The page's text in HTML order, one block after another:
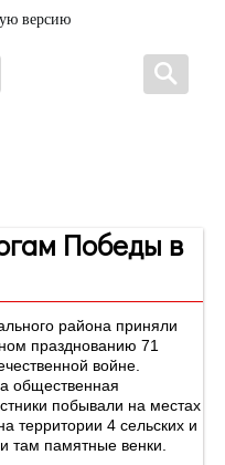
версию
Победы в
района приняли
празднованию 71
войне.
общественная
побывали на местах
территории 4 сельских и
там памятные венки.